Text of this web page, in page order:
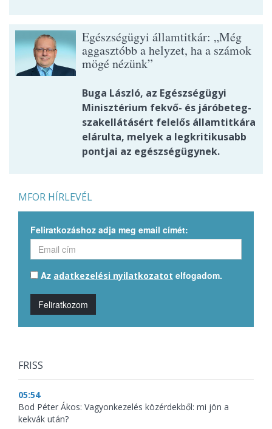
Egészségügyi államtitkár: „Még
aggasztóbb a helyzet, ha a számok
mögé nézünk”
Buga László, az Egészségügyi
Minisztérium fekvő- és járóbeteg-
szakellátásért felelős államtitkára
elárulta, melyek a legkritikusabb
pontjai az egészségügynek.
MFOR HÍRLEVÉL
Feliratkozáshoz adja meg email címét:
Az adatkezelési nyilatkozatot elfogadom.
Feliratkozom
FRISS
05:54
Bod Péter Ákos: Vagyonkezelés közérdekből: mi jön a
kekvák után?